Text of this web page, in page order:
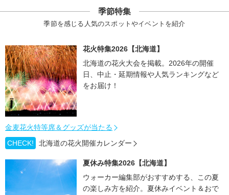
季節特集
季節を感じる人気のスポットやイベントを紹介
花火特集2026【北海道】
北海道の花火大会を掲載。2026年の開催
日、中止・延期情報や人気ランキングなど
をお届け！
金麦花火特等席＆グッズが当たる
CHECK!
北海道の花火開催カレンダー
夏休み特集2026【北海道】
ウォーカー編集部がおすすめする、この夏
の楽しみ方を紹介。夏休みイベント＆おで